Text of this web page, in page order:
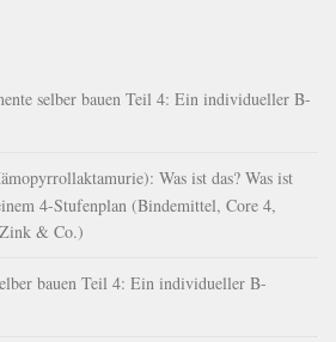
selber bauen Teil 4: Ein individueller B-
Was ist das? Was ist
4-Stufenplan (Bindemittel, Core 4,
& Co.)
bauen Teil 4: Ein individueller B-